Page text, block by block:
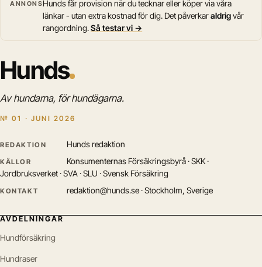
ANNONSHunds får provision när du tecknar eller köper via våra
länkar - utan extra kostnad för dig. Det påverkaraldrigvår
rangordning.Så testar vi →
Hunds
Av hundarna, för hundägarna.
№ 01 · JUNI 2026
REDAKTION Hunds redaktion
KÄLLOR
Konsumenternas Försäkringsbyrå · SKK ·
Jordbruksverket · SVA · SLU · Svensk Försäkring
KONTAKT redaktion@hunds.se · Stockholm, Sverige
AVDELNINGAR
Hundförsäkring
Hundraser